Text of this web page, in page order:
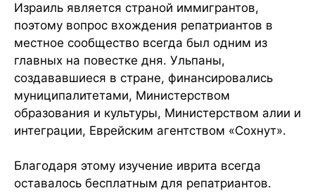
Израиль является страной иммигрантов,
поэтому вопрос вхождения репатриантов в
местное сообщество всегда был одним из
главных на повестке дня. Ульпаны,
создававшиеся в стране, финансировались
муниципалитетами, Министерством
образования и культуры, Министерством алии и
интеграции, Еврейским агентством «Сохнут».
Благодаря этому изучение иврита всегда
оставалось бесплатным для репатриантов.